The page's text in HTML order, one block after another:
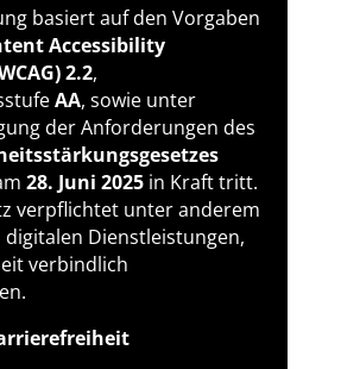
basiert auf den Vorgaben
Accessibility
2.2,
AA, sowie unter
der Anforderungen des
28. Juni 2025in Kraft tritt.
verpflichtet unter anderem
Dienstleistungen,
verbindlich